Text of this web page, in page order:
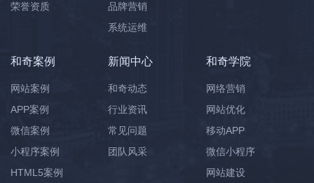
荣誉资质
品牌营销
系统运维
和奇案例
网站案例
APP案例
微信案例
小程序案例
HTML5案例
新闻中心
和奇动态
行业资讯
常见问题
团队风采
和奇学院
网络营销
网站优化
移动APP
微信小程序
网站建设